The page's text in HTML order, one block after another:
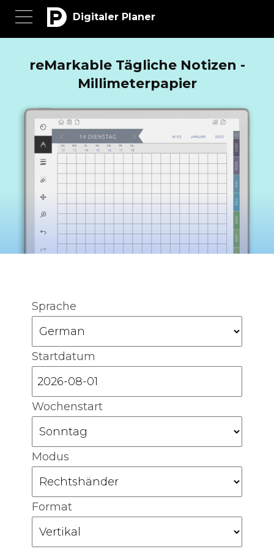
Digitaler Planer
reMarkable Tägliche Notizen -
Millimeterpapier
Sprache
Startdatum
Wochenstart
Modus
Format